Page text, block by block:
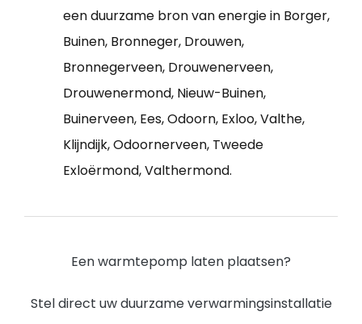
een duurzame bron van energie in Borger,
Buinen, Bronneger, Drouwen,
Bronnegerveen, Drouwenerveen,
Drouwenermond, Nieuw-Buinen,
Buinerveen, Ees, Odoorn, Exloo, Valthe,
Klijndijk, Odoornerveen, Tweede
Exloërmond, Valthermond.
Een warmtepomp laten plaatsen?
Stel direct uw duurzame verwarmingsinstallatie